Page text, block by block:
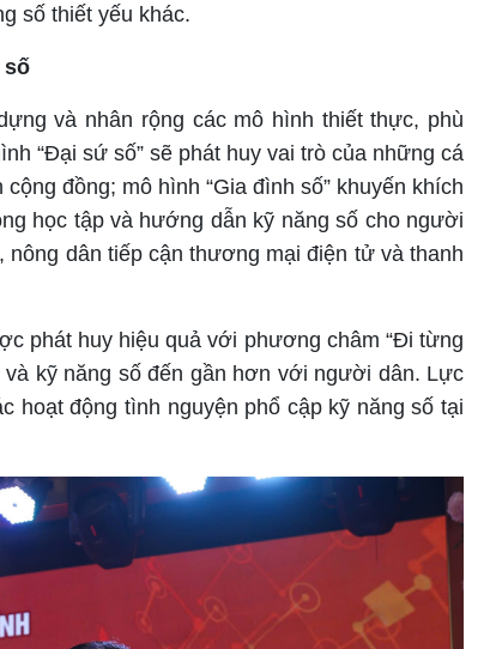
số thiết yếu khác.
số
và nhân rộng các mô hình thiết thực, phù
“Đại sứ số” sẽ phát huy vai trò của những cá
đồng; mô hình “Gia đình số” khuyến khích
học tập và hướng dẫn kỹ năng số cho người
dân tiếp cận thương mại điện tử và thanh
phát huy hiệu quả với phương châm “Đi từng
kỹ năng số đến gần hơn với người dân. Lực
hoạt động tình nguyện phổ cập kỹ năng số tại